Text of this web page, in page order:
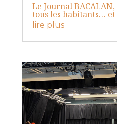
Le Journal
tous les habitants… et
lire plus